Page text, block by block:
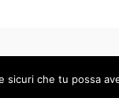
sicuri che tu possa